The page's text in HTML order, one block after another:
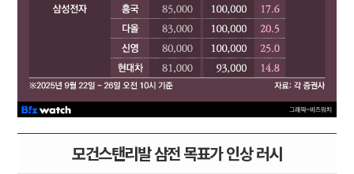
모건스탠리발 삼전 목표가 인상 러시